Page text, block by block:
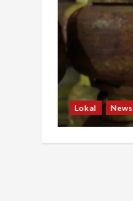
Lokal News